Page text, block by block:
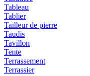
Tableau
Tablier
Tailleur de pierre
Taudis
Tavillon
Tente
Terrassement
Terrassier